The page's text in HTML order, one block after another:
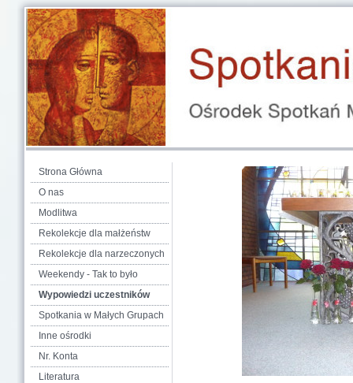
Strona Główna
O nas
Modlitwa
Rekolekcje dla małżeństw
Rekolekcje dla narzeczonych
Weekendy - Tak to było
Wypowiedzi uczestników
Spotkania w Małych Grupach
Inne ośrodki
Nr. Konta
Literatura